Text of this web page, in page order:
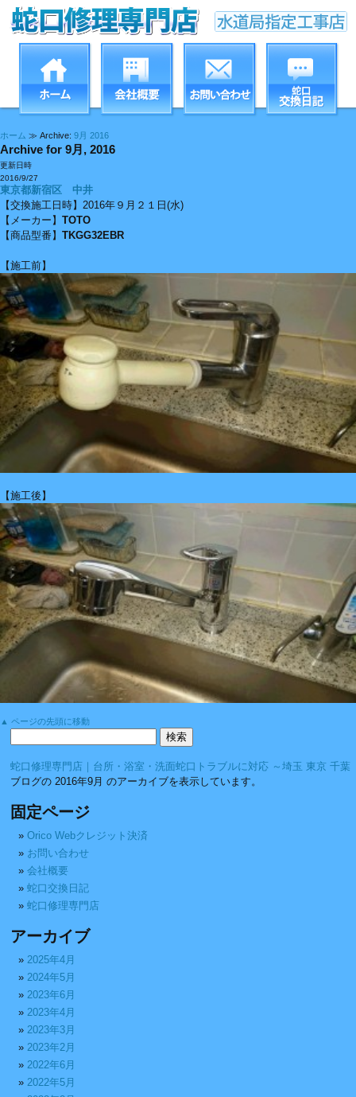
ホーム ≫ Archive: 9月 2016
Archive for 9月, 2016
更新日時
2016/9/27
東京都新宿区 中井
【交換施工日時】2016年９月２１日(水)
【メーカー】 TOTO
【商品型番】 TKGG32EBR
【施工前】
【施工後】
▲ ページの先頭に移動
蛇口修理専門店｜台所・浴室・洗面蛇口トラブルに対応 ～埼玉 東京 千葉
ブログの 2016年9月 のアーカイブを表示しています。
固定ページ
Orico Webクレジット決済
お問い合わせ
会社概要
蛇口交換日記
蛇口修理専門店
アーカイブ
2025年4月
2024年5月
2023年6月
2023年4月
2023年3月
2023年2月
2022年6月
2022年5月